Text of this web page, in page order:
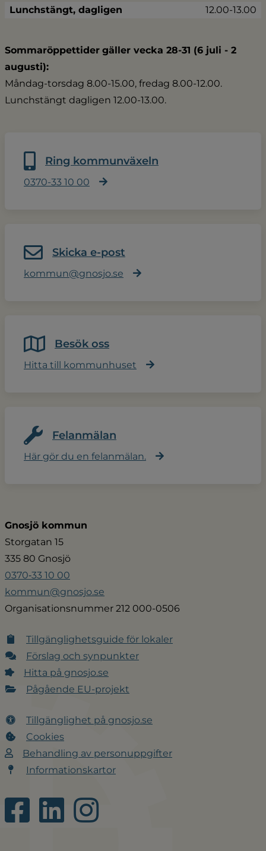
Lunchstängt, dagligen
12.00-13.00
Sommaröppettider gäller vecka 28-31 (6 juli - 2
augusti):
Måndag-torsdag 8.00-15.00, fredag 8.00-12.00.
Lunchstängt dagligen 12.00-13.00.
Ring kommunväxeln
0370-33 10 00
Skicka e-post
kommun@gnosjo.se
Besök oss
Hitta till kommunhuset
Felanmälan
Här gör du en felanmälan.
Gnosjö kommun
Storgatan 15
335 80 Gnosjö
0370‑33 10 00
kommun@gnosjo.se
Organisationsnummer 212 000-0506
Tillgänglighetsguide för lokaler
Förslag och synpunkter
Hitta på gnosjo.se
Pågående EU-projekt
Tillgänglighet på gnosjo.se
Cookies
Behandling av personuppgifter
Informationskartor